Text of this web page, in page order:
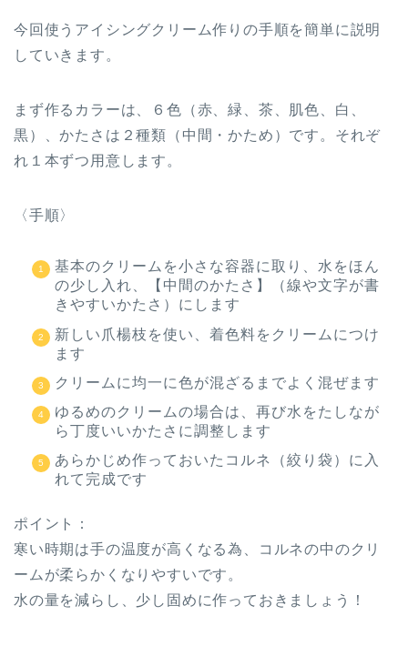
今回使うアイシングクリーム作りの手順を簡単に説明
していきます。
まず作るカラーは、６色（赤、緑、茶、肌色、白、
黒）、かたさは２種類（中間・かため）です。それぞ
れ１本ずつ用意します。
〈手順〉
基本のクリームを小さな容器に取り、水をほん
の少し入れ、【中間のかたさ】（線や文字が書
きやすいかたさ）にします
新しい爪楊枝を使い、着色料をクリームにつけ
ます
クリームに均一に色が混ざるまでよく混ぜます
ゆるめのクリームの場合は、再び水をたしなが
ら丁度いいかたさに調整します
あらかじめ作っておいたコルネ（絞り袋）に入
れて完成です
ポイント：
寒い時期は手の温度が高くなる為、コルネの中のクリ
ームが柔らかくなりやすいです。
水の量を減らし、少し固めに作っておきましょう！